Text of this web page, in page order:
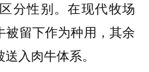
分性别。在现代牧场
被留下作为种用，其余
入肉牛体系。